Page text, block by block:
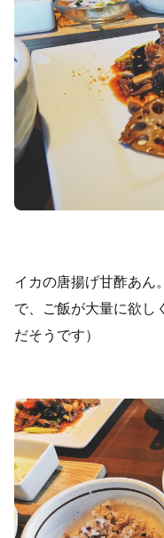
イカの唐揚げ甘酢あん
で、ご飯が大量に欲し
だそうです）